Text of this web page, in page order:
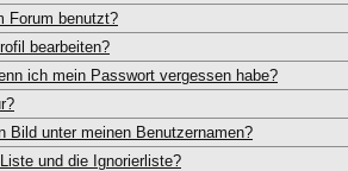
Forum benutzt?
bearbeiten?
ich mein Passwort vergessen habe?
Bild unter meinen Benutzernamen?
und die Ignorierliste?